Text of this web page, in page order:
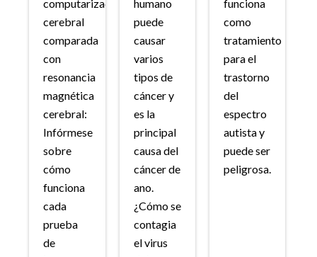
computarizada
cerebral
comparada
con
resonancia
magnética
cerebral:
Infórmese
sobre
cómo
funciona
cada
prueba
de
humano
puede
causar
varios
tipos de
cáncer y
es la
principal
causa del
cáncer de
ano.
¿Cómo se
contagia
el virus
funciona
como
tratamiento
para el
trastorno
del
espectro
autista y
puede ser
peligrosa.